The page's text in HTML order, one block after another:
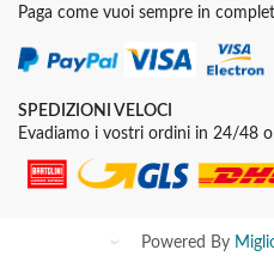
Paga come vuoi sempre in
SPEDIZIONI VELOCI
Evadiamo i vostri ordini in 24/48
Powered By